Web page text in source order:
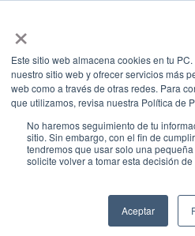
×
Este sitio web almacena cookies en tu
nuestro sitio web y ofrecer servicios más
web como a través de otras redes. Para
que utilizamos, revisa nuestra Política de
No haremos seguimiento de tu
sitio. Sin embargo, con el fin de
tendremos que usar solo una
solicite volver a tomar esta decisión de
Aceptar
Presione enter para
Atracción de
Eólica
Noticias Proexca